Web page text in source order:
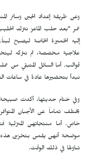
وعن طريقة إعداد الجبن وسائر
عمر "بعد حلب الماعز نترك
إليه الخميرة الخاصة ليصبح
علاجية مخصصة، ثم نتركه
قوالب. أما السائل المتبقي من
نبدأ بتحضيرها عادةً في ساعات
وفي ختام حديثها، أكدت صبيحة
يختلف تماماً عن الأجبان
خاص. أما منتجاتهن المنزلية
موضحة أنهن يقمن بتخزين هذه
تناولها في ذلك الوقت.